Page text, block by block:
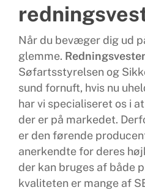
Når du bevæger dig ud
glemme.
Søfartsstyrelsen og
sund fornuft, hvis nu
har vi specialiseret os i
der er på markedet.
er den førende
anerkendte for deres
der kan bruges af både
kvaliteten er mange af